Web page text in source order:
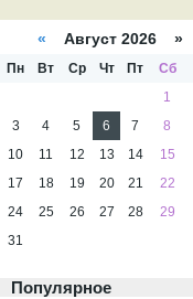
« Август 2026 »
Пн Вт Ср Чт Пт Сб
1
3
4 5 6 7 8
10
11 12 13 14 15
17
18 19 20 21 22
24
25 26 27 28 29
31
Популярное